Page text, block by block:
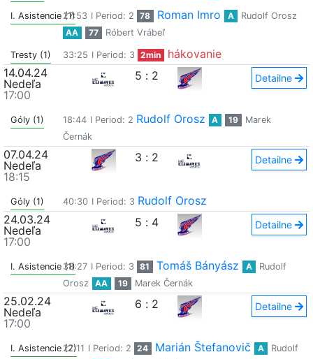
I. Asistencie (1)27:53 I Period: 2 78 Roman Imro A
Rudolf Orosz
AA
77 Róbert Vrábeľ
Tresty (1) 33:25 I Period: 3 2min
hákovanie
14.04.24
Nedeľa
17:00
5 : 2 Detailne
Góly (1) 18:44 I Period: 2 Rudolf Orosz A 19
Marek
Černák
07.04.24
Nedeľa
18:15
3 : 2 Detailne
Góly (1) 40:30 I Period: 3 Rudolf Orosz
24.03.24
Nedeľa
17:00
5 : 4 Detailne
I. Asistencie (1)38:27 I Period: 3 81 Tomáš Bányász A
Rudolf
Orosz
AA 19 Marek Černák
25.02.24
Nedeľa
17:00
6 : 2 Detailne
I. Asistencie (2)
27:11 I Period: 2 24 Marián Štefanovič A
Rudolf